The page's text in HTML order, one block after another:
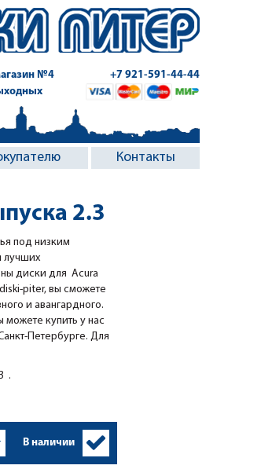
№4
+7 921-591-44-44
Контакты
2.3
под низким
лучших
диски для Acura
piter, вы сможете
и авангардного.
можете купить у нас
Петербурге. Для
.
В наличии